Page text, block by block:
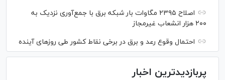
اصلاح ۲۳۹۵ مگاوات بار شبکه برق با جمع‌آوری نزدیک به
۲۰۰ هزار انشعاب غیرمجاز
احتمال وقوع رعد و برق در برخی نقاط کشور طی روز‌های آینده
پربازدیدترین اخبار